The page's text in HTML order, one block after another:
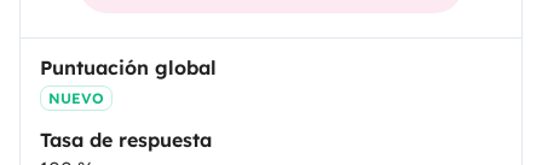
Puntuación global
NUEVO
Tasa de respuesta